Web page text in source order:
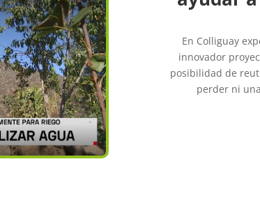
En Colliguay
innovador
posibilidad de
perder ni